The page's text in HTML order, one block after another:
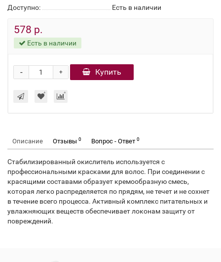
Доступно:
Есть в наличии
578 р.
Есть в наличии
+
- Купить
Описание Отзывы 0 Вопрос - Ответ 0
Стабилизированный окислитель используется с
профессиональными красками для волос. При соединении с
красящими составами образует кремообразную смесь,
которая легко распределяется по прядям, не течет и не сохнет
в течение всего процесса. Активный комплекс питательных и
увлажняющих веществ обеспечивает локонам защиту от
повреждений.